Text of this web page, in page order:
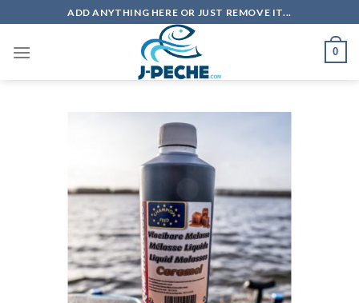
to
content
ADD ANYTHING HERE OR JUST REMOVE IT...
0